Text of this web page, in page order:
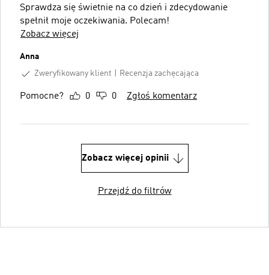
Sprawdza się świetnie na co dzień i zdecydowanie
spełnił moje oczekiwania. Polecam!
Zobacz więcej
Anna
Zweryfikowany klient
Recenzja zachęcająca
Pomocne? 0 0 Zgłoś komentarz
Zobacz więcej opinii
Przejdź do filtrów